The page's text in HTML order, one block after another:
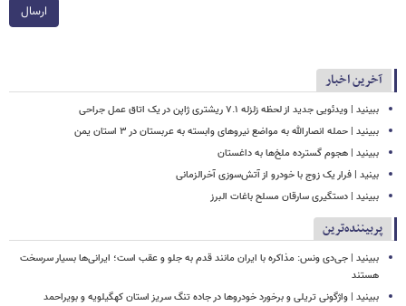
ارسال
آخرین اخبار
ببینید | ویدئویی جدید از لحظه زلزله ۷.۱ ریشتری ژاپن در یک اتاق عمل جراحی
ببینید | حمله انصارالله به مواضع نیروهای وابسته به عربستان در ۳ استان یمن
ببینید | هجوم گسترده ملخ‌ها به داغستان
بینید | فرار یک زوج با خودرو از آتش‌سوزی آخرالزمانی
ببینید | دستگیری سارقان مسلح باغات البرز
پربیننده‌ترین
ببینید | جی‌دی ونس: مذاکره با ایران مانند قدم به جلو و عقب است؛ ایرانی‌ها بسیار سرسخت
هستند
ببینید | واژگونی تریلی و برخورد خودروها در جاده تنگ سریز استان کهگیلویه و بویراحمد